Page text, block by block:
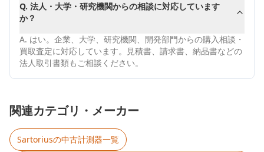
Q. 法人・大学・研究機関からの相談に対応しています
か？
A. はい。企業、大学、研究機関、開発部門からの購入相談・
買取査定に対応しています。見積書、請求書、納品書などの
法人取引書類もご相談ください。
関連カテゴリ・メーカー
Sartoriusの中古計測器一覧